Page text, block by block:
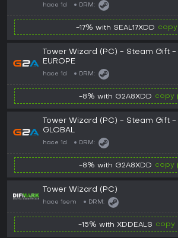
hace 1d DRM:
-17% with SEAL17XDD copy
Tower Wizard (PC) - Steam Gift -
EUROPE
hace 1d DRM:
-8% with G2A8XDD copy
Tower Wizard (PC) - Steam Gift -
GLOBAL
hace 1d DRM:
-8% with G2A8XDD copy
Tower Wizard (PC)
hace 1sem DRM:
-15% with XDDEALS copy